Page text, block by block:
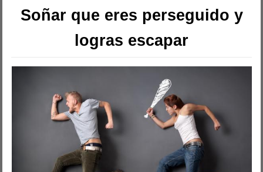
Soñar que eres perseguido y
logras escapar